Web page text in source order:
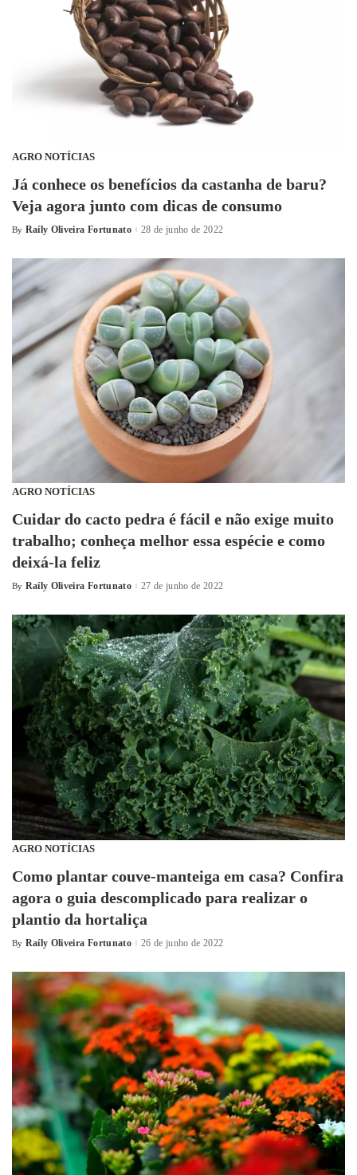
AGRO NOTÍCIAS
Já conhece os benefícios da castanha de baru?
Veja agora junto com dicas de consumo
By Raíly Oliveira Fortunato 28 de junho de 2022
AGRO NOTÍCIAS
Cuidar do cacto pedra é fácil e não exige muito
trabalho; conheça melhor essa espécie e como
deixá-la feliz
By Raíly Oliveira Fortunato 27 de junho de 2022
AGRO NOTÍCIAS
Como plantar couve-manteiga em casa? Confira
agora o guia descomplicado para realizar o
plantio da hortaliça
By Raíly Oliveira Fortunato 26 de junho de 2022